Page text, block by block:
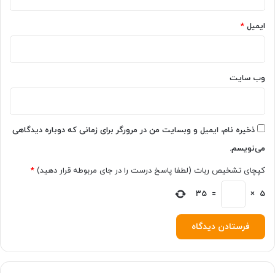
ایمیل *
وب‌ سایت
ذخیره نام، ایمیل و وبسایت من در مرورگر برای زمانی که دوباره دیدگاهی
می‌نویسم.
کپچای تشخیص ربات (لطفا پاسخ درست را در جای مربوطه قرار دهید) *
5
×
=
35